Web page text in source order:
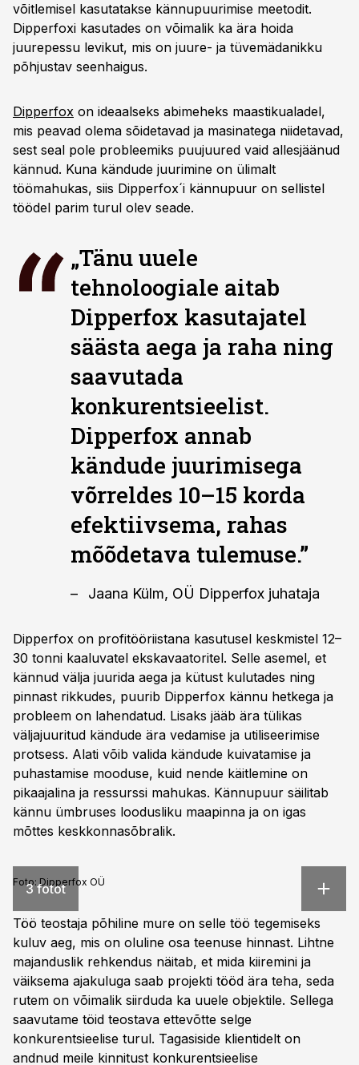
võitlemisel kasutatakse kännupuurimise meetodit.
Dipperfoxi kasutades on võimalik ka ära hoida
juurepessu levikut, mis on juure- ja tüvemädanikku
põhjustav seenhaigus.
Dipperfox on ideaalseks abimeheks maastikualadel,
mis peavad olema sõidetavad ja masinatega niidetavad,
sest seal pole probleemiks puujuured vaid allesjäänud
kännud. Kuna kändude juurimine on ülimalt
töömahukas, siis Dipperfox´i kännupuur on sellistel
töödel parim turul olev seade.
„Tänu uuele
tehnoloogiale aitab
Dipperfox kasutajatel
säästa aega ja raha ning
saavutada
konkurentsieelist.
Dipperfox annab
kändude juurimisega
võrreldes 10–15 korda
efektiivsema, rahas
mõõdetava tulemuse.”
Jaana Külm, OÜ Dipperfox juhataja
Dipperfox on profitööriistana kasutusel keskmistel 12–
30 tonni kaaluvatel ekskavaatoritel. Selle asemel, et
kännud välja juurida aega ja kütust kulutades ning
pinnast rikkudes, puurib Dipperfox kännu hetkega ja
probleem on lahendatud. Lisaks jääb ära tülikas
väljajuuritud kändude ära vedamise ja utiliseerimise
protsess. Alati võib valida kändude kuivatamise ja
puhastamise mooduse, kuid nende käitlemine on
pikaajalina ja ressurssi mahukas. Kännupuur säilitab
kännu ümbruses loodusliku maapinna ja on igas
mõttes keskkonnasõbralik.
3 fotot
Foto:Dipperfox OÜ
Töö teostaja põhiline mure on selle töö tegemiseks
kuluv aeg, mis on oluline osa teenuse hinnast. Lihtne
majanduslik rehkendus näitab, et mida kiiremini ja
väiksema ajakuluga saab projekti tööd ära teha, seda
rutem on võimalik siirduda ka uuele objektile. Sellega
saavutame töid teostava ettevõtte selge
konkurentsieelise turul. Tagasiside klientidelt on
andnud meile kinnitust konkurentsieelise